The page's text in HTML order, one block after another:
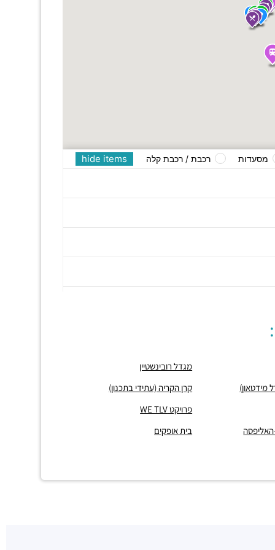
hide items מסעדות רכבת / רכבת קלה
מגדל רובינשטיין
קרן הקריה (עתידי בתכנון)
פרויקט WE TLV
האליפסה
בית אופקים